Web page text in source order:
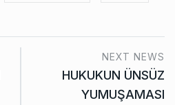
NEXT NEWS
HUKUKUN ÜNSÜZ
YUMUŞAMASI